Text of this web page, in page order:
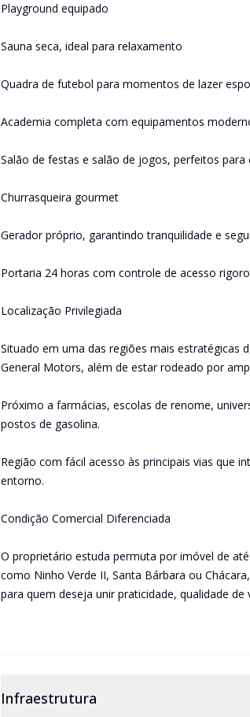
Playground equipado
Sauna seca, ideal para relaxamento
Quadra de futebol para momentos de lazer
Academia completa com equipamentos
Salão de festas e salão de jogos, perfeitos para
Churrasqueira gourmet
Gerador próprio, garantindo tranquilidade e
Portaria 24 horas com controle de acesso
Localização Privilegiada
Situado em uma das regiões mais estratégicas
General Motors, além de estar rodeado por
Próximo a farmácias, escolas de renome,
postos de gasolina.
Região com fácil acesso às principais vias que
entorno.
Condição Comercial Diferenciada
O proprietário estuda permuta por imóvel de
como Ninho Verde II, Santa Bárbara ou
para quem deseja unir praticidade, qualidade
Infraestrutura